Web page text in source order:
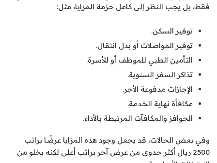
فقط، بل يجب النظر إلى كامل حزمة المزايا، مثل:
توفير السكن.
توفير المواصلات أو بدل انتقال.
التأمين الطبي للموظف أو للأسرة.
تذاكر السفر السنوية.
الإجازات مدفوعة الأجر.
مكافأة نهاية الخدمة.
الحوافز والمكافآت المرتبطة بالأداء.
وفي بعض الحالات، قد يجعل وجود هذه المزايا عرضًا براتب
2500 ريال أكثر جدوى من عرض آخر براتب أعلى لكنه يخلو من